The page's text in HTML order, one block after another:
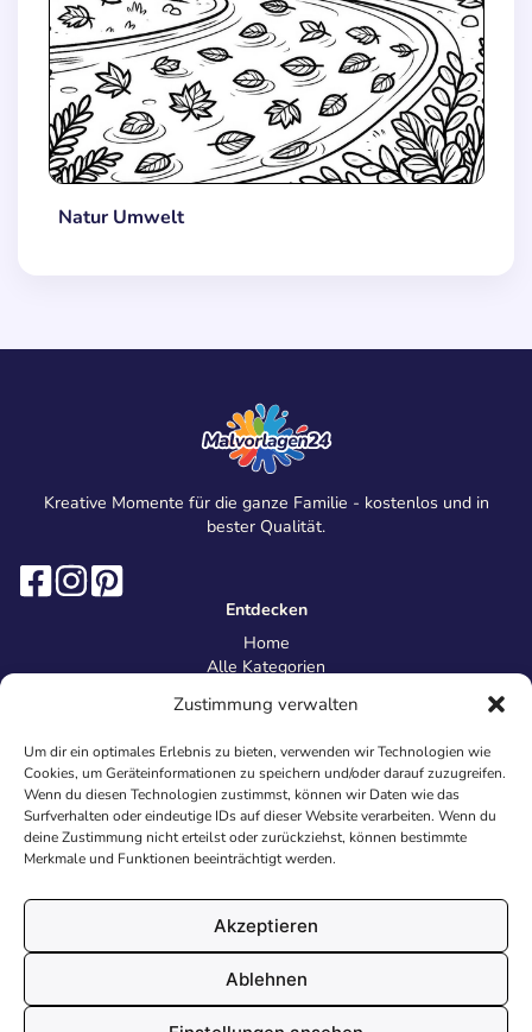
Zustimmung verwalten
Um dir ein optimales Erlebnis zu bieten, verwenden wir Technologien wie
Cookies, um Geräteinformationen zu speichern und/oder darauf zuzugreifen.
Wenn du diesen Technologien zustimmst, können wir Daten wie das
Surfverhalten oder eindeutige IDs auf dieser Website verarbeiten. Wenn du
deine Zustimmung nicht erteilst oder zurückziehst, können bestimmte
Merkmale und Funktionen beeinträchtigt werden.
Akzeptieren
Ablehnen
Natur Umwelt
Kreative Momente für die ganze Familie - kostenlos und in
bester Qualität.
Entdecken
Home
Alle Kategorien
Information
Über uns
Kontakt
Inhaltsrichtlinien
Recht & Datenschutz
Impressum
AGB
Cookies
© 2026 Malvorlagen24.de - Alle Rechte vorbehalten. Made with